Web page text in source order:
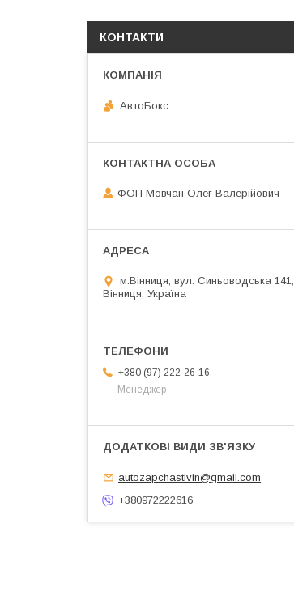
КОНТАКТИ
АвтоБокс
ФОП Мовчан Олег Валерійович
м.Вінниця, вул. Синьоводська 141,
Вінниця, Україна
+380 (97) 222-26-16
Менеджер
autozapchastivin@gmail.com
+380972222616